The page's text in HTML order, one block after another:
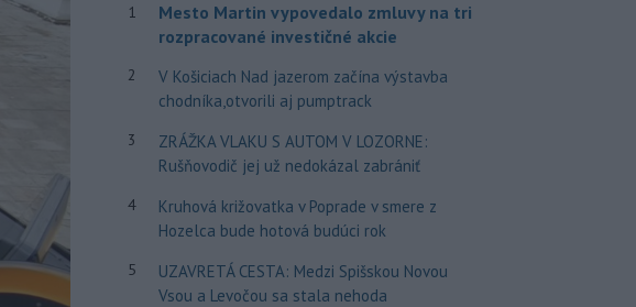
1
Mesto Martin vypovedalo zmluvy na tri
rozpracované investičné akcie
2
V Košiciach Nad jazerom začína výstavba
chodníka,otvorili aj pumptrack
3
ZRÁŽKA VLAKU S AUTOM V LOZORNE:
Rušňovodič jej už nedokázal zabrániť
4
Kruhová križovatka v Poprade v smere z
Hozelca bude hotová budúci rok
5
UZAVRETÁ CESTA: Medzi Spišskou Novou
Vsou a Levočou sa stala nehoda